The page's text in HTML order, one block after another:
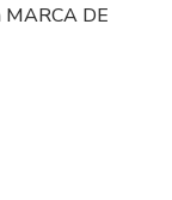
MARCA DE